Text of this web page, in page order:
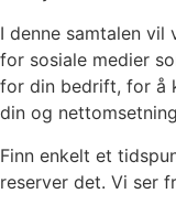
I denne samtalen
for sosiale medier
for din bedrift, for å
din og
Finn enkelt et
reserver det. Vi ser